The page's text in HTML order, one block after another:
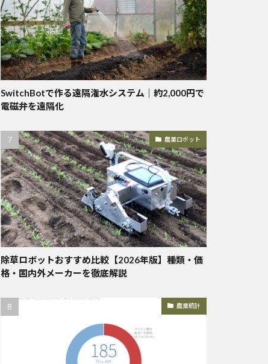
SwitchBotで作る遠隔潅水システム｜約2,000円で
電磁弁を遠隔化
農業ロボット
除草ロボットおすすめ比較【2026年版】種類・価
格・国内外メーカーを徹底解説
農業統計